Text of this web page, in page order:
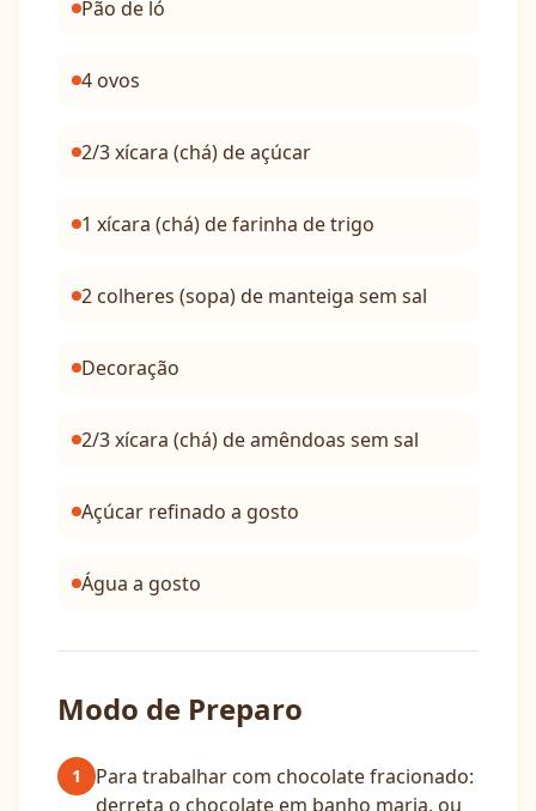
Pão de ló
4 ovos
2/3 xícara (chá) de açúcar
1 xícara (chá) de farinha de trigo
2 colheres (sopa) de manteiga sem sal
Decoração
2/3 xícara (chá) de amêndoas sem sal
Açúcar refinado a gosto
Água a gosto
Modo de Preparo
1
Para trabalhar com chocolate fracionado:
derreta o chocolate em banho maria, ou